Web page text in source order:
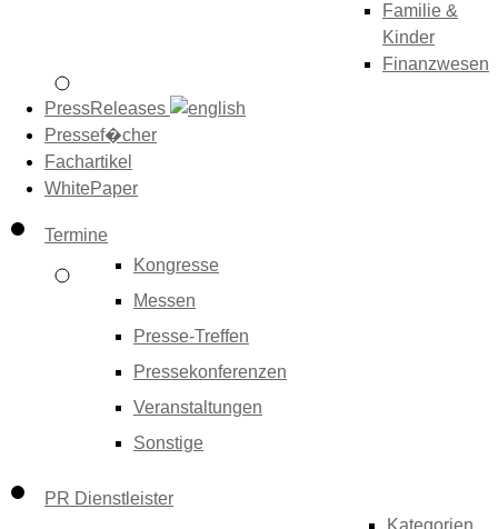
Familie &
Kinder
Finanzwesen
PressReleases
Pressef�cher
Fachartikel
WhitePaper
Termine
Kongresse
Messen
Presse-Treffen
Pressekonferenzen
Veranstaltungen
Sonstige
PR Dienstleister
Kategorien